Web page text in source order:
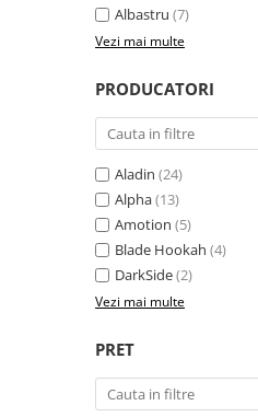
Albastru (7)
Vezi mai multe
PRODUCATORI
Aladin (24)
Alpha(13)
Amotion (5)
Blade Hookah (4)
DarkSide(2)
Vezi mai multe
PRET